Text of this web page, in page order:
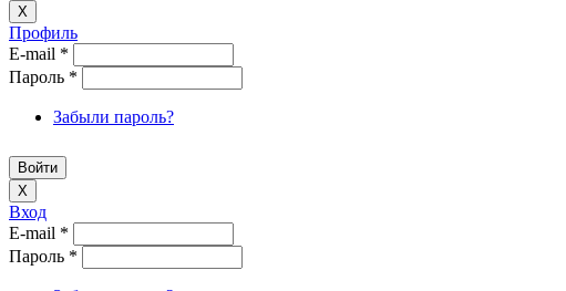
X
Профиль
E-mail *
Пароль *
Забыли пароль?
X
Вход
E-mail *
Пароль *